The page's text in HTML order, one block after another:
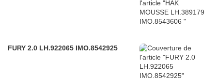
FURY 2.0 LH.922065 IMO.8542925